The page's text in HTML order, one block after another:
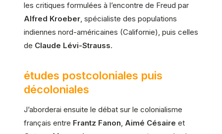
les critiques formulées à l’encontre de Freud par
Alfred Kroeber, spécialiste des populations
indiennes nord-américaines (Californie), puis celles
de Claude Lévi-Strauss.
études postcoloniales puis
décoloniales
J’aborderai ensuite le débat sur le colonialisme
français entre Frantz Fanon, Aimé Césaire et